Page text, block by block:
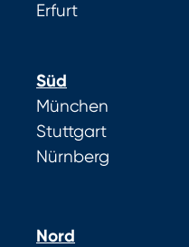
Erfurt
Süd
München
Stuttgart
Nürnberg
Nord